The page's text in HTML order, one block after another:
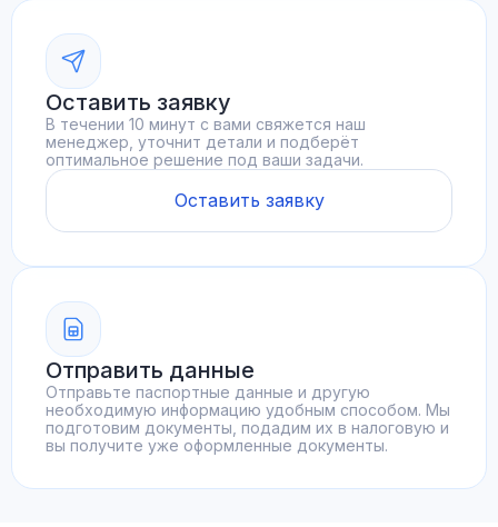
Оставить заявку
В течении 10 минут с вами свяжется наш
менеджер, уточнит детали и подберёт
оптимальное решение под ваши задачи.
Оставить заявку
Отправить данные
Отправьте паспортные данные и другую
необходимую информацию удобным способом. Мы
подготовим документы, подадим их в налоговую и
вы получите уже оформленные документы.